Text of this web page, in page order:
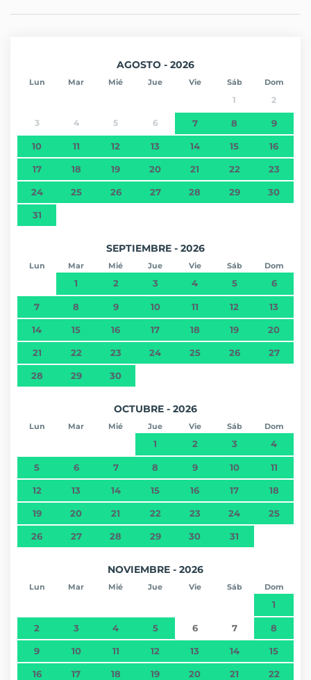
AGOSTO - 2026
Lun Mar Mié Jue Vie Sáb Dom
1 2
3 4 5 6 7 8 9
10 11 12 13 14 15 16
17 18 19 20 21 22 23
24 25 26 27 28 29 30
31
SEPTIEMBRE - 2026
Lun Mar Mié Jue Vie Sáb Dom
1 2 3 4 5 6
7 8 9 10 11 12 13
14 15 16 17 18 19 20
21 22 23 24 25 26 27
28 29 30
OCTUBRE - 2026
Lun Mar Mié Jue Vie Sáb Dom
1 2 3 4
5 6 7 8 9 10 11
12 13 14 15 16 17 18
19 20 21 22 23 24 25
26 27 28 29 30 31
NOVIEMBRE - 2026
Lun Mar Mié Jue Vie Sáb Dom
1
2 3 4 5 6 7 8
9 10 11 12 13 14 15
16 17 18 19 20 21 22